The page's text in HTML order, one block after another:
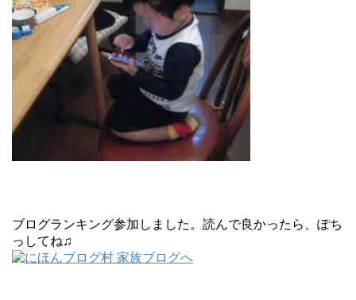
ブログランキング参加しました。読んで良かったら、ぽち
っしてね♫